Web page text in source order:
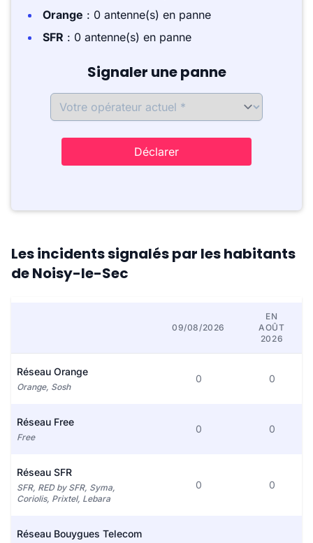
Orange : 0 antenne(s) en panne
SFR : 0 antenne(s) en panne
Signaler une panne
Déclarer
Les incidents signalés par les habitants
de Noisy-le-Sec
09/08/2026
EN
AOÛT
2026
Réseau Orange
Orange, Sosh
0 0
Réseau Free
Free
0 0
Réseau SFR
SFR, RED by SFR, Syma,
Coriolis, Prixtel, Lebara
0 0
Réseau Bouygues Telecom